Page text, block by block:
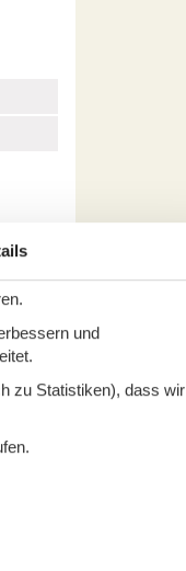
und
und
zu Statistiken), dass wir